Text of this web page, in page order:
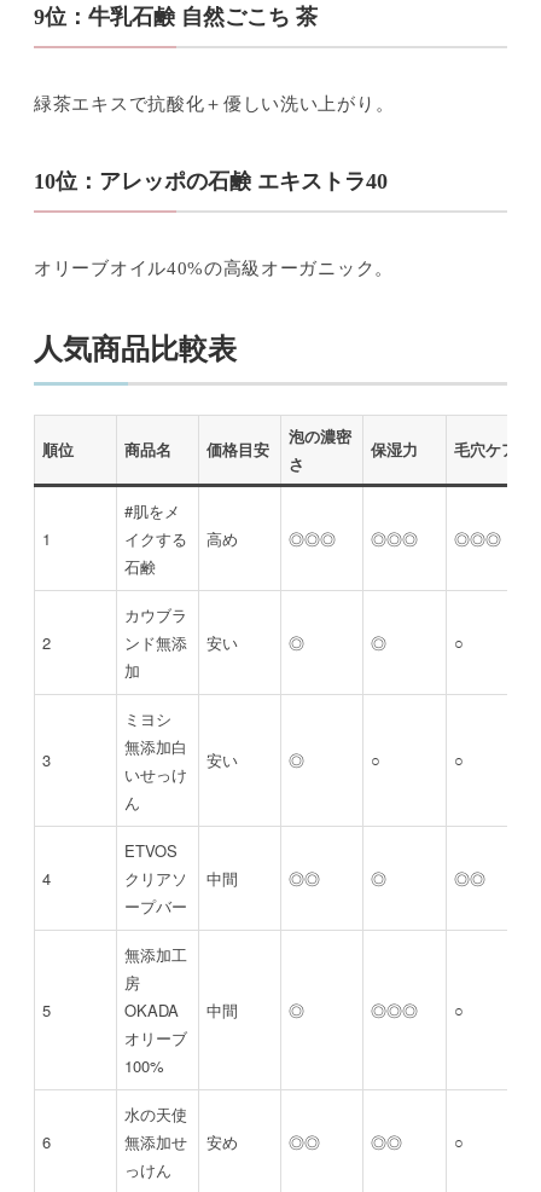
9位：牛乳石鹸 自然ごこち 茶
緑茶エキスで抗酸化＋優しい洗い上がり。
10位：アレッポの石鹸 エキストラ40
オリーブオイル40%の高級オーガニック。
人気商品比較表
順位 商品名 価格目安
泡の濃密
さ
保湿力 毛穴ケア
1
#肌をメ
イクする
石鹸
高め ◎◎◎ ◎◎◎ ◎◎◎
2
カウブラ
ンド無添
加
安い ◎ ◎ ○
3
ミヨシ
無添加白
いせっけ
ん
安い ◎ ○ ○
4
ETVOS
クリアソ
ープバー
中間 ◎◎ ◎ ◎◎
5
無添加工
房
OKADA
オリーブ
100%
中間 ◎ ◎◎◎ ○
6
水の天使
無添加せ
っけん
安め ◎◎ ◎◎ ○